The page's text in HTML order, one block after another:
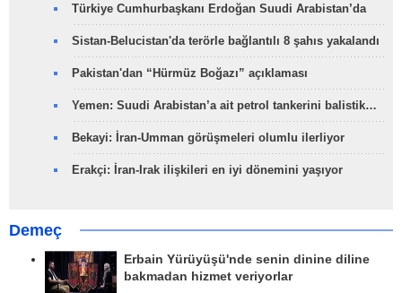
Türkiye Cumhurbaşkanı Erdoğan Suudi Arabistan’da
Sistan-Belucistan'da terörle bağlantılı 8 şahıs yakalandı
Pakistan'dan “Hürmüz Boğazı” açıklaması
Yemen: Suudi Arabistan’a ait petrol tankerini balistik…
Bekayi: İran-Umman görüşmeleri olumlu ilerliyor
Erakçi: İran-Irak ilişkileri en iyi dönemini yaşıyor
Demeç
Erbain Yürüyüşü'nde senin dinine diline
bakmadan hizmet veriyorlar